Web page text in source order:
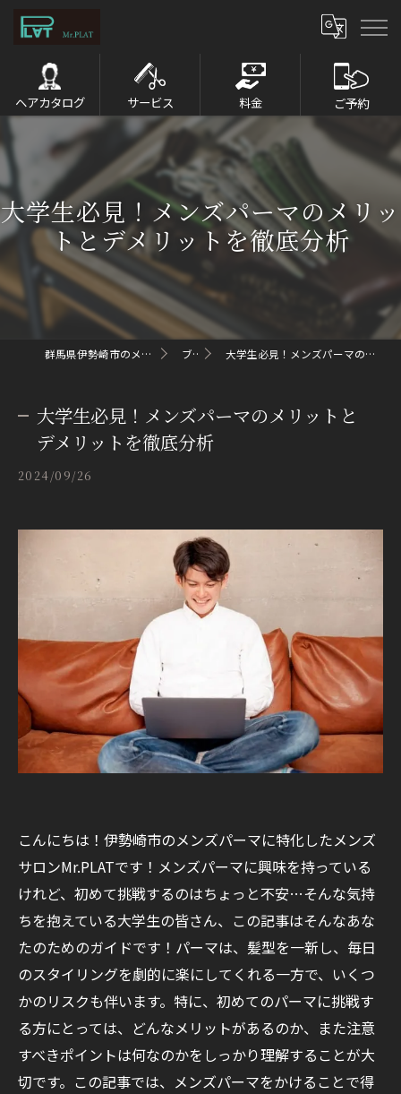
ヘアカタログ サービス 料金 ご予約
大学生必見！メンズパーマのメリッ
トとデメリットを徹底分析
群馬県伊勢崎市のメンズパーマならMr.PLAT ブログ 大学生必見！メンズパーマのメリットとデメリットを徹底分析
大学生必見！メンズパーマのメリットと
デメリットを徹底分析
2024/09/26
こんにちは！伊勢崎市のメンズパーマに特化したメンズ
サロンMr.PLATです！メンズパーマに興味を持っている
けれど、初めて挑戦するのはちょっと不安…そんな気持
ちを抱えている大学生の皆さん、この記事はそんなあな
たのためのガイドです！パーマは、髪型を一新し、毎日
のスタイリングを劇的に楽にしてくれる一方で、いくつ
かのリスクも伴います。特に、初めてのパーマに挑戦す
る方にとっては、どんなメリットがあるのか、また注意
すべきポイントは何なのかをしっかり理解することが大
切です。この記事では、メンズパーマをかけることで得